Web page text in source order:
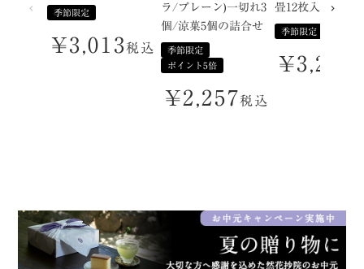
季節限定
¥3,013税込
ラ/プレーン)一切れ3
個/涼菓5個の詰合せ
季節限定
ポイント5倍
¥2,257税込
畳12枚入の詰合
季節限定
¥3,218